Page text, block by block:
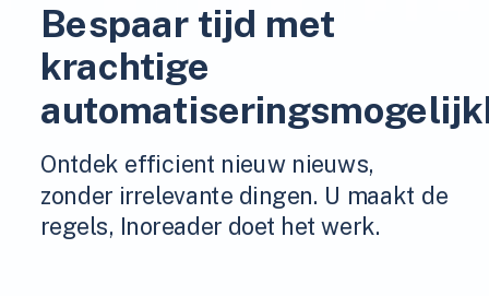
Bespaar tijd met
krachtige
Ontdek efficient nieuw nieuws,
zonder irrelevante dingen. U maakt de
regels, Inoreader doet het werk.